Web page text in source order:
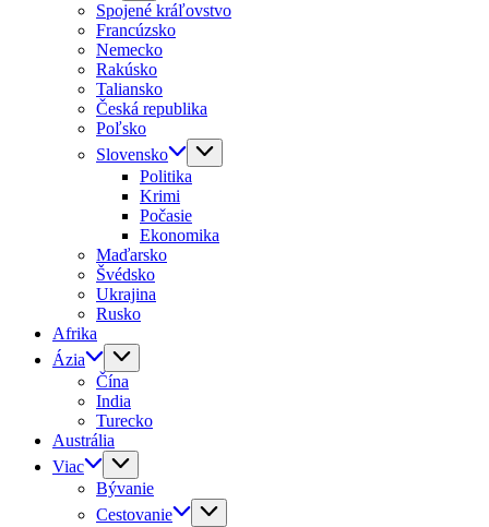
Spojené kráľovstvo
Francúzsko
Nemecko
Rakúsko
Taliansko
Česká republika
Poľsko
Slovensko
Politika
Krimi
Počasie
Ekonomika
Maďarsko
Švédsko
Ukrajina
Rusko
Afrika
Ázia
Čína
India
Turecko
Austrália
Viac
Bývanie
Cestovanie